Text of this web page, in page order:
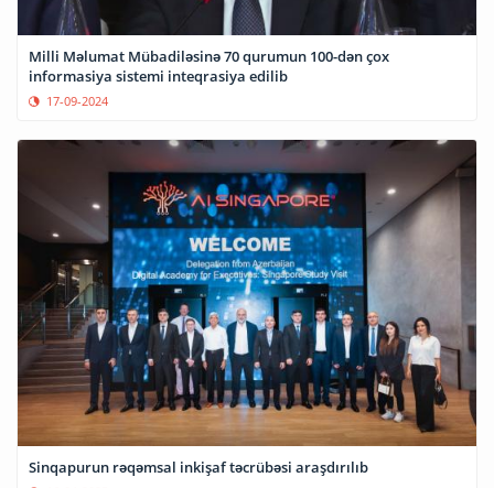
Milli Məlumat Mübadiləsinə 70 qurumun 100-dən çox
informasiya sistemi inteqrasiya edilib
17-09-2024
Sinqapurun rəqəmsal inkişaf təcrübəsi araşdırılıb